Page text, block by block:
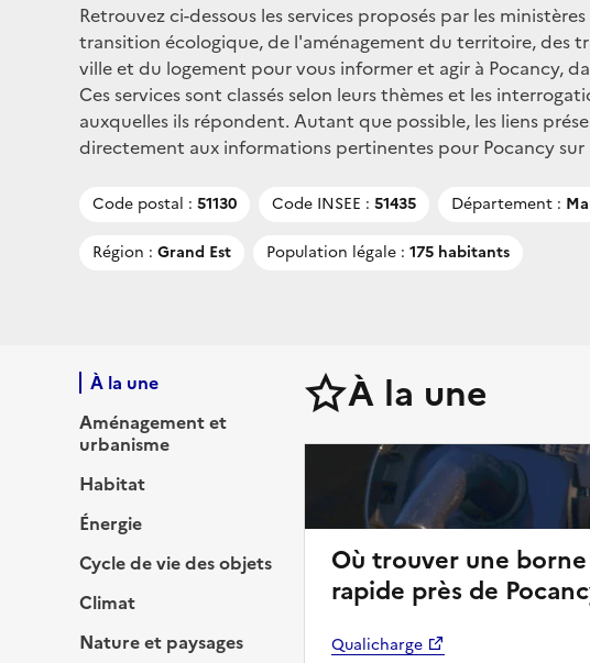
Retrouvez ci-dessous les services proposés par les
transition écologique, de l'aménagement du territoire, des
ville et du logement pour vous informer et agir à Pocancy,
Ces services sont classés selon leurs thèmes et les
auxquelles ils répondent. Autant que possible, les liens
directement aux informations pertinentes pour Pocancy sur
Code postal : 51130 Code INSEE : 51435 Département :
Région : Grand Est Population légale : 175 habitants
À la une
Aménagement et
urbanisme
Habitat
Énergie
Cycle de vie des objets
Climat
Nature et paysages
À la une
Où trouver une
rapide près de
Qualicharge